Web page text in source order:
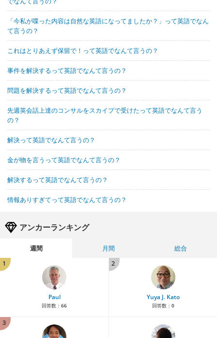
「今私が喋った内容は自然な英語になってましたか？」って英語でなん
て言うの？
これはとりあえず保留で！って英語でなんて言うの？
事件を解決するって英語でなんて言うの？
問題を解決するって英語でなんて言うの？
先週英会話上達のコンサルをスカイプで受けたって英語でなんて言う
の？
解決って英語でなんて言うの？
金が物を言うって英語でなんて言うの？
解決するって英語でなんて言うの？
情報ありすぎてって英語でなんて言うの？
アンカーランキング
週間 月間
総合
1
Paul
回答数： 66
2
Yuya J. Kato
回答数： 0
3